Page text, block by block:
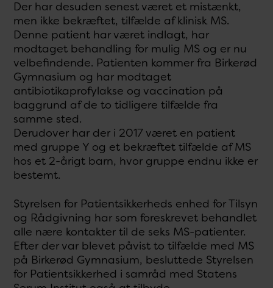
Der har desuden senest været et mistænkt,
men ikke bekræftet, tilfælde af klinisk MS.
Denne patient har været indlagt, har
modtaget behandling for mulig MS og er nu
velbefindende. Patienten kommer fra Birkerød
Gymnasium og har modtaget
antibiotikaprofylakse og vaccination på
baggrund af de to tidligere tilfælde fra
samme sted.
Derudover har der i 2017 været en patient
med gruppe Y og et bekræftet tilfælde af MS
hos et 2-årigt barn, hvor gruppe endnu ikke er
bestemt.
Styrelsen for Patientsikkerheds enhed for Tilsyn
og Rådgivning har som foreskrevet behandlet
alle nære kontakter til de seks MS-patienter.
Efter der var blevet påvist to tilfælde med MS
på Birkerød Gymnasium, besluttede Styrelsen
for Patientsikkerhed i samråd med Statens